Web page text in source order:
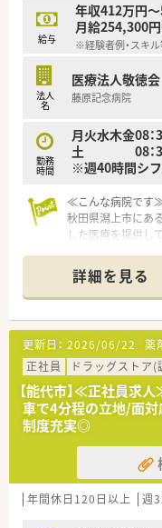
給与
年収412万円
月給254,300
※経験者例・スキ
法人
名
医療法人敬徳会
藤原記念病院
勤務
時間
月火水木金08：
土 08：30～
※週40時間シ
≪こんな病院です
秋田県潟上市にあ
した医療を提供し
ます。
≪こんな方におす
■17：30終業＆残業
や休日出勤なしと
■託児所も完備し
きます。
詳細を見る
更新日： 2026/06/22 薬
正社員
ドラッグストア(
【能代市】≪正社員求
車で4分程の立地/面
制度充実◎
年間休日120日以上 週